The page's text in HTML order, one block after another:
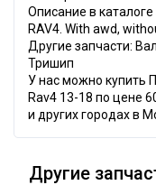
Описание в
RAV4. With awd,
Другие запчасти:
Тришип
У нас можно купить
Rav4 13-18 по цене
и других городах в
Другие